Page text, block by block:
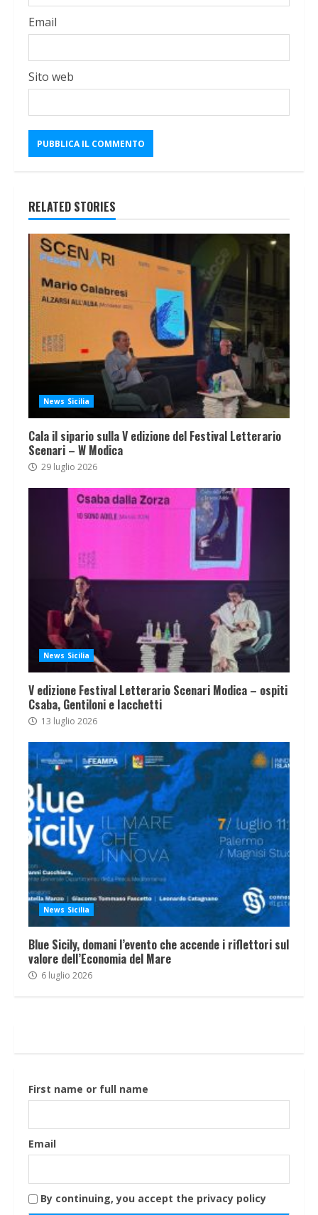
Email
Sito web
RELATED STORIES
News Sicilia
Cala il sipario sulla V edizione del Festival Letterario
Scenari – W Modica
29 luglio 2026
News Sicilia
V edizione Festival Letterario Scenari Modica – ospiti
Csaba, Gentiloni e Iacchetti
13 luglio 2026
News Sicilia
Blue Sicily, domani l’evento che accende i riflettori sul
valore dell’Economia del Mare
6 luglio 2026
First name or full name
Email
By continuing, you accept the privacy policy